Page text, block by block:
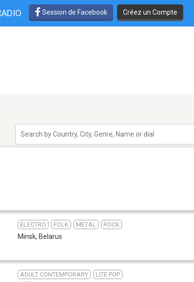
Session de Facebook Créez un Compte
ELECTRO FOLK METAL ROCK
Minsk, Belarus
ADULT CONTEMPORARY
LITE POP